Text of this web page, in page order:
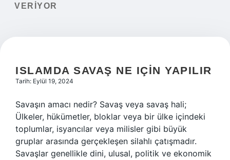
Yasal Uyarı
VERIYOR
ISLAMDA SAVAŞ NE IÇIN YAPILIR
Tarih: Eylül 19, 2024
Savaşın amacı nedir? Savaş veya savaş hali;
Ülkeler, hükümetler, bloklar veya bir ülke içindeki
toplumlar, isyancılar veya milisler gibi büyük
gruplar arasında gerçekleşen silahlı çatışmadır.
Savaşlar genellikle dini, ulusal, politik ve ekonomik